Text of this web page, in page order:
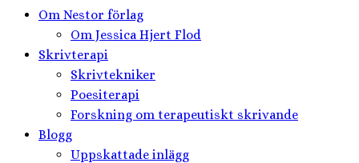
Om Nestor förlag
Om Jessica Hjert Flod
Skrivterapi
Skrivtekniker
Poesiterapi
Forskning om terapeutiskt skrivande
Blogg
Uppskattade inlägg